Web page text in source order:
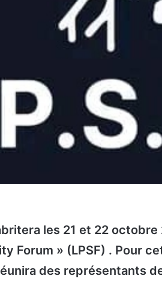
les 21 et 22 octobre
Forum » (LPSF) . Pour
des représentants